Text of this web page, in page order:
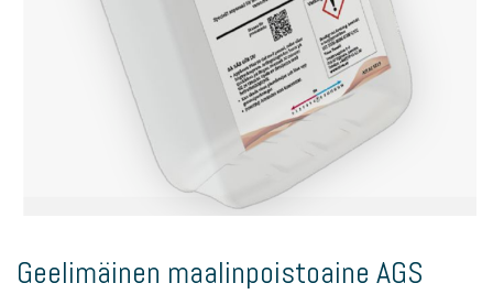
the
Geelimäinen maalinpoistoaine AGS